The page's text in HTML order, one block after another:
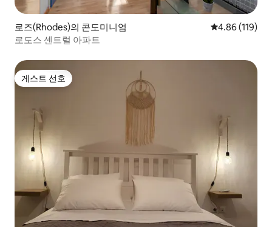
로즈(Rhodes)의 콘도미니엄 평점 4.86점(5
4.86 (119)
로도스 센트럴 아파트
게스트 선호
게스트 선호